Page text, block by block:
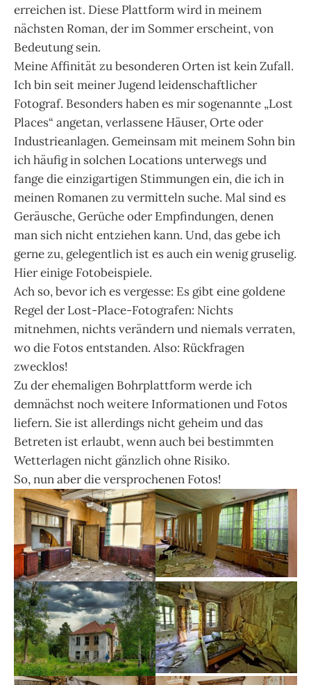
erreichen ist. Diese Plattform wird in meinem
nächsten Roman, der im Sommer erscheint, von
Bedeutung sein.
Meine Affinität zu besonderen Orten ist kein Zufall.
Ich bin seit meiner Jugend leidenschaftlicher
Fotograf. Besonders haben es mir sogenannte „Lost
Places“ angetan, verlassene Häuser, Orte oder
Industrieanlagen. Gemeinsam mit meinem Sohn bin
ich häufig in solchen Locations unterwegs und
fange die einzigartigen Stimmungen ein, die ich in
meinen Romanen zu vermitteln suche. Mal sind es
Geräusche, Gerüche oder Empfindungen, denen
man sich nicht entziehen kann. Und, das gebe ich
gerne zu, gelegentlich ist es auch ein wenig gruselig.
Hier einige Fotobeispiele.
Ach so, bevor ich es vergesse: Es gibt eine goldene
Regel der Lost-Place-Fotografen: Nichts
mitnehmen, nichts verändern und niemals verraten,
wo die Fotos entstanden. Also: Rückfragen
zwecklos!
Zu der ehemaligen Bohrplattform werde ich
demnächst noch weitere Informationen und Fotos
liefern. Sie ist allerdings nicht geheim und das
Betreten ist erlaubt, wenn auch bei bestimmten
Wetterlagen nicht gänzlich ohne Risiko.
So, nun aber die versprochenen Fotos!